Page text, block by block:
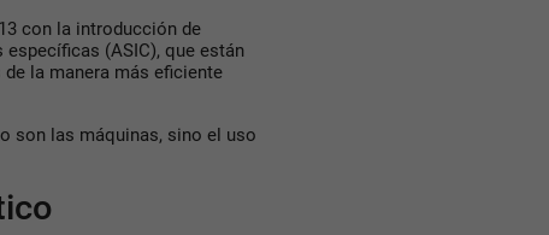
con la introducción de
(ASIC), que están
la manera más eficiente
son las máquinas, sino el uso